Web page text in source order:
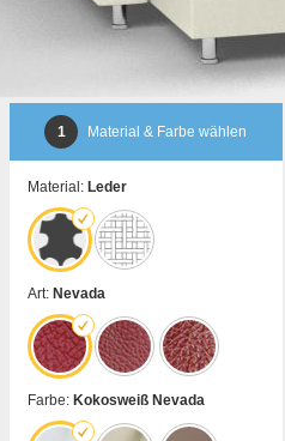
1 Material & Farbe wählen
Material: Leder
Art: Nevada
Farbe: Kokosweiß Nevada